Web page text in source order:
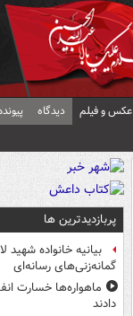
عکس و فیلم دیدگاه
پربازدیدترین ها
بیانیه خانواده شهید
گمانه‌زنی‌های رسانه‌ای
ماهواره‌ها خسارت
دادند